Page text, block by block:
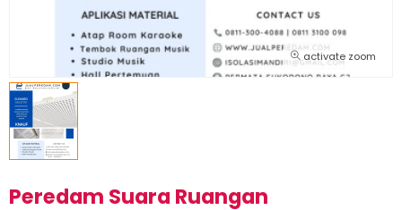
activate zoom
Peredam Suara Ruangan